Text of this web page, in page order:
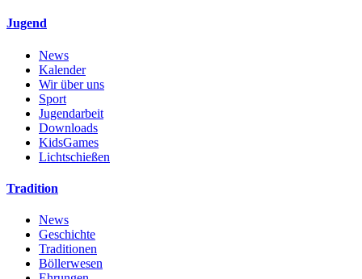
Jugend
News
Kalender
Wir über uns
Sport
Jugendarbeit
Downloads
KidsGames
Lichtschießen
Tradition
News
Geschichte
Traditionen
Böllerwesen